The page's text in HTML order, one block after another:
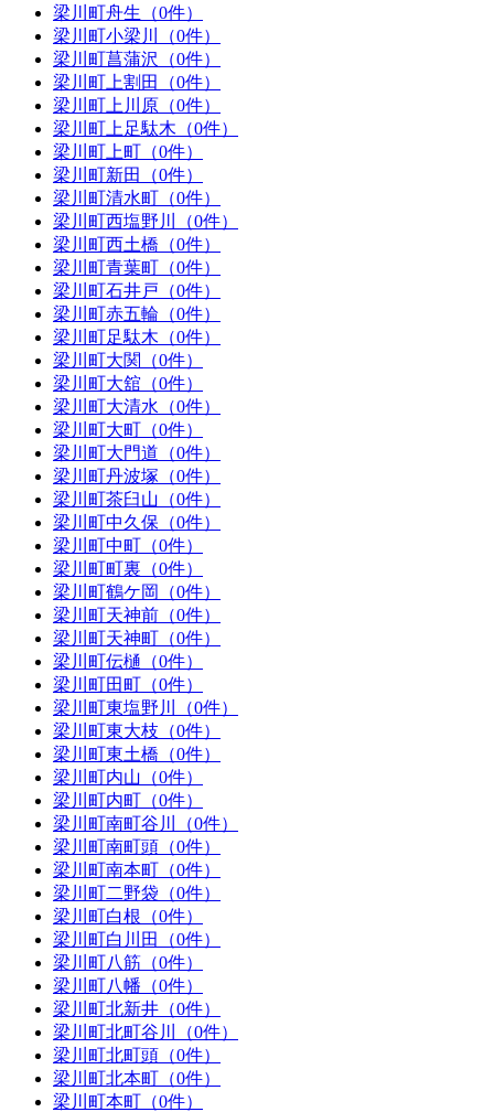
梁川町舟生（0件）
梁川町小梁川（0件）
梁川町菖蒲沢（0件）
梁川町上割田（0件）
梁川町上川原（0件）
梁川町上足駄木（0件）
梁川町上町（0件）
梁川町新田（0件）
梁川町清水町（0件）
梁川町西塩野川（0件）
梁川町西土橋（0件）
梁川町青葉町（0件）
梁川町石井戸（0件）
梁川町赤五輪（0件）
梁川町足駄木（0件）
梁川町大関（0件）
梁川町大舘（0件）
梁川町大清水（0件）
梁川町大町（0件）
梁川町大門道（0件）
梁川町丹波塚（0件）
梁川町茶臼山（0件）
梁川町中久保（0件）
梁川町中町（0件）
梁川町町裏（0件）
梁川町鶴ケ岡（0件）
梁川町天神前（0件）
梁川町天神町（0件）
梁川町伝樋（0件）
梁川町田町（0件）
梁川町東塩野川（0件）
梁川町東大枝（0件）
梁川町東土橋（0件）
梁川町内山（0件）
梁川町内町（0件）
梁川町南町谷川（0件）
梁川町南町頭（0件）
梁川町南本町（0件）
梁川町二野袋（0件）
梁川町白根（0件）
梁川町白川田（0件）
梁川町八筋（0件）
梁川町八幡（0件）
梁川町北新井（0件）
梁川町北町谷川（0件）
梁川町北町頭（0件）
梁川町北本町（0件）
梁川町本町（0件）